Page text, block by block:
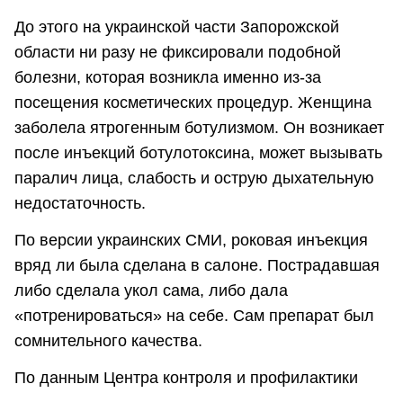
До этого на украинской части Запорожской
области ни разу не фиксировали подобной
болезни, которая возникла именно из-за
посещения косметических процедур. Женщина
заболела ятрогенным ботулизмом. Он возникает
после инъекций ботулотоксина, может вызывать
паралич лица, слабость и острую дыхательную
недостаточность.
По версии украинских СМИ, роковая инъекция
вряд ли была сделана в салоне. Пострадавшая
либо сделала укол сама, либо дала
«потренироваться» на себе. Сам препарат был
сомнительного качества.
По данным Центра контроля и профилактики